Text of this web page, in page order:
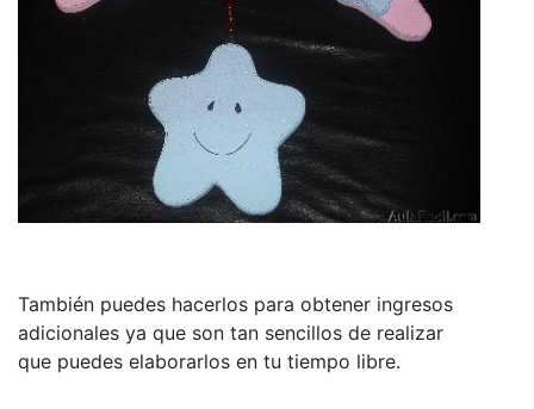
También puedes hacerlos para obtener ingresos
adicionales ya que son tan sencillos de realizar
que puedes elaborarlos en tu tiempo libre.